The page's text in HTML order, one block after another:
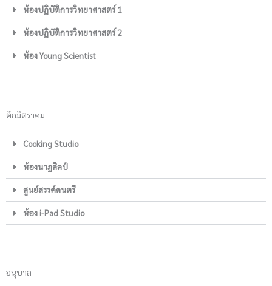
ห้องปฎิบัติการวิทยาศาสตร์ 1
ห้องปฎิบัติการวิทยาศาสตร์ 2
ห้อง Young Scientist
ตึกมิตราคม
Cooking Studio
ห้องนาฎศิลป์
ศูนย์สรรค์ดนตรี
ห้อง i-Pad Studio
อนุบาล